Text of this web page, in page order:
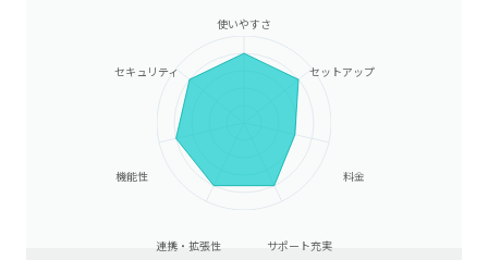
使いやすさ
セットアップ
料金
サポート充実
連携・拡張性
機能性
セキュリティ